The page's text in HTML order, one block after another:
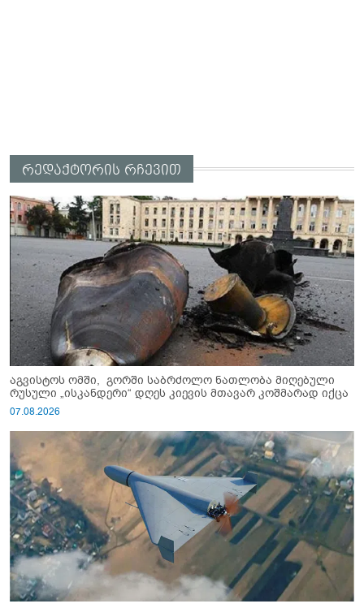
რედაქტორის რჩევით
აგვისტოს ომში, გორში საბრძოლო ნათლობა მიღებული
რუსული „ისკანდერი“ დღეს კიევის მთავარ კოშმარად იქცა
07.08.2026